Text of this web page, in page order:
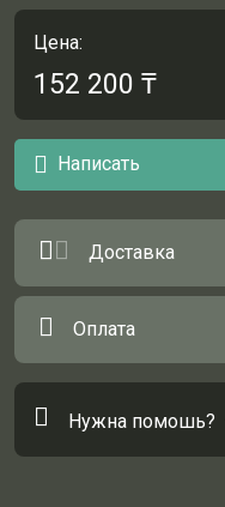
Цена:
152 200 ₸
Написать
Доставка
Оплата
Нужна помошь?